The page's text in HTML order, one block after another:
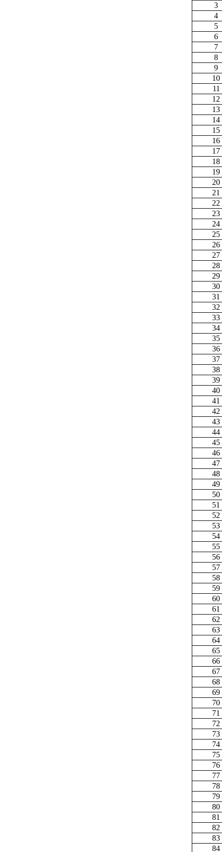
3
4
5
6
7
8
9
10
11
12
13
14
15
16
17
18
19
20
21
22
23
24
25
26
27
28
29
30
31
32
33
34
35
36
37
38
39
40
41
42
43
44
45
46
47
48
49
50
51
52
53
54
55
56
57
58
59
60
61
62
63
64
65
66
67
68
69
70
71
72
73
74
75
76
77
78
79
80
81
82
83
84